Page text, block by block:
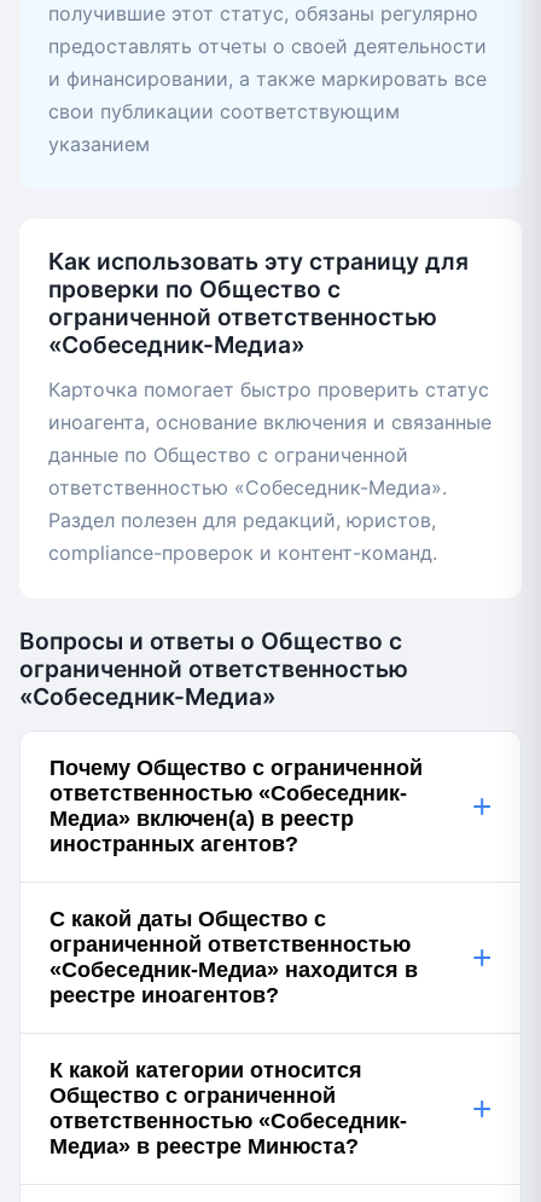
получившие этот статус, обязаны регулярно
предоставлять отчеты о своей деятельности
и финансировании, а также маркировать все
свои публикации соответствующим
указанием
Как использовать эту страницу для
проверки по Общество с
ограниченной ответственностью
«Собеседник-Медиа»
Карточка помогает быстро проверить статус
иноагента, основание включения и связанные
данные по Общество с ограниченной
ответственностью «Собеседник-Медиа».
Раздел полезен для редакций, юристов,
compliance-проверок и контент-команд.
Вопросы и ответы о Общество с
ограниченной ответственностью
«Собеседник-Медиа»
Почему Общество с ограниченной
ответственностью «Собеседник-
Медиа» включен(а) в реестр
иностранных агентов?
+
С какой даты Общество с
ограниченной ответственностью
«Собеседник-Медиа» находится в
реестре иноагентов?
+
К какой категории относится
Общество с ограниченной
ответственностью «Собеседник-
Медиа» в реестре Минюста?
+